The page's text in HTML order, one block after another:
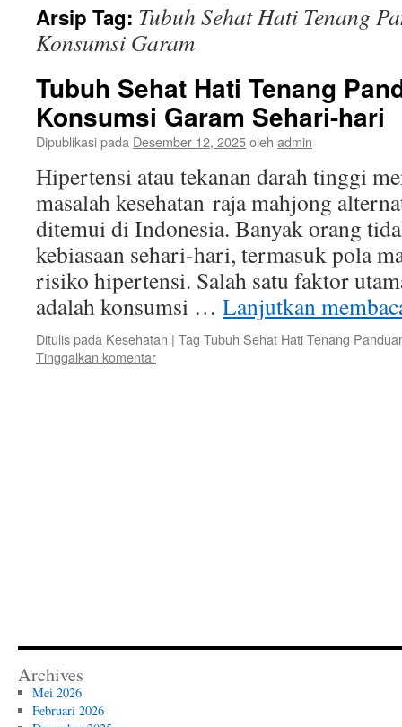
isiArsip Tag: Tubuh Sehat Hati Tenang
Konsumsi Garam
Tubuh Sehat Hati Tenang
Konsumsi Garam Sehari-hari
Dipublikasi pada Desember 12, 2025oleh admin
Hipertensi atau tekanan darah tinggi
masalah kesehatan raja mahjong
ditemui di Indonesia. Banyak orang
kebiasaan sehari-hari, termasuk pola
risiko hipertensi. Salah satu faktor
adalah konsumsi … Lanjutkan
Ditulis pada Kesehatan | Tag Tubuh Sehat Hati Tenang
Tinggalkan komentar
Archives
Mei 2026
Februari 2026